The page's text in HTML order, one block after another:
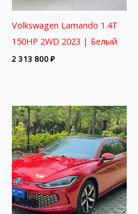
Volkswagen Lamando 1.4T
150HP 2WD 2023 | Белый
2 313 800₽